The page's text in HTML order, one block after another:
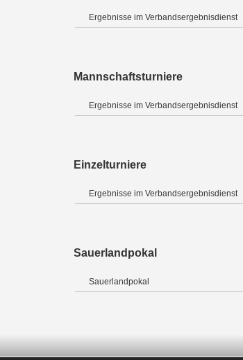
Ergebnisse im Verbandsergebnisdienst
Mannschaftsturniere
Ergebnisse im Verbandsergebnisdienst
Einzelturniere
Ergebnisse im Verbandsergebnisdienst
Sauerlandpokal
Sauerlandpokal